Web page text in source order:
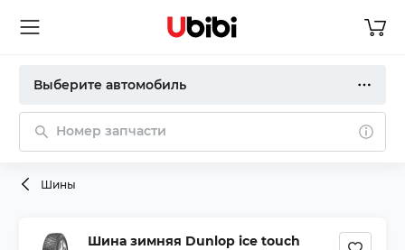
Выберите автомобиль
Номер запчасти
Шины
Шина зимняя Dunlop ice touch